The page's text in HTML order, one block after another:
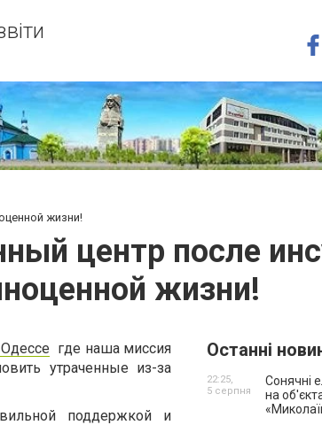
жизни!
центр после
жизни!
где наша миссия
утраченные из-за
поддержкой и
Останні
Сонячні
на
22:25,
5 серпня